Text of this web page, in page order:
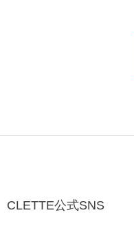
CLETTE公式SNS